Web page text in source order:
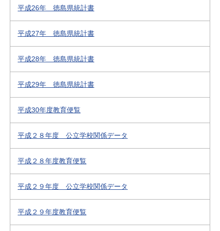
平成26年 徳島県統計書
平成27年 徳島県統計書
平成28年 徳島県統計書
平成29年 徳島県統計書
平成30年度教育便覧
平成２８年度 公立学校関係データ
平成２８年度教育便覧
平成２９年度 公立学校関係データ
平成２９年度教育便覧